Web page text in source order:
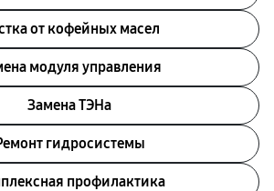
от кофейных масел
модуля управления
Замена ТЭНа
гидросистемы
профилактика